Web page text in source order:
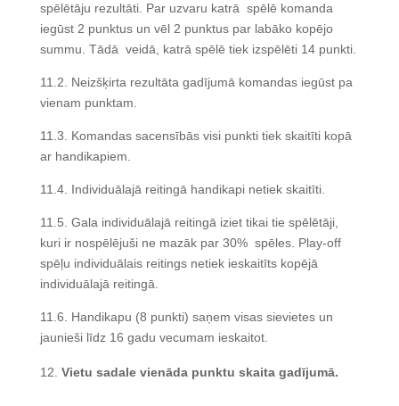
spēlētāju rezultāti. Par uzvaru katrā spēlē komanda
iegūst 2 punktus un vēl 2 punktus par labāko kopējo
summu. Tādā veidā, katrā spēlē tiek izspēlēti 14 punkti.
11.2. Neizšķirta rezultāta gadījumā komandas iegūst pa
vienam punktam.
11.3. Komandas sacensībās visi punkti tiek skaitīti kopā
ar handikapiem.
11.4. Individuālajā reitingā handikapi netiek skaitīti.
11.5. Gala individuālajā reitingā iziet tikai tie spēlētāji,
kuri ir nospēlējuši ne mazāk par 30% spēles. Play-off
spēļu individuālais reitings netiek ieskaitīts kopējā
individuālajā reitingā.
11.6. Handikapu (8 punkti) saņem visas sievietes un
jaunieši līdz 16 gadu vecumam ieskaitot.
Vietu sadale vienāda punktu skaita gadījumā.